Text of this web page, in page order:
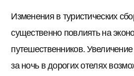
Изменения в туристических
существенно повлиять на
путешественников.
за ночь в дорогих отелях